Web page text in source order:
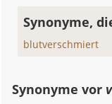
Synonyme,
blutverschmiert
Synonyme vor